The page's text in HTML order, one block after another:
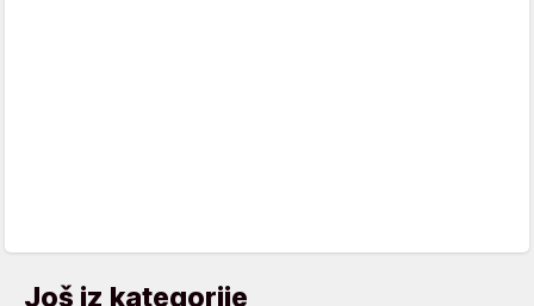
Još iz kategorije